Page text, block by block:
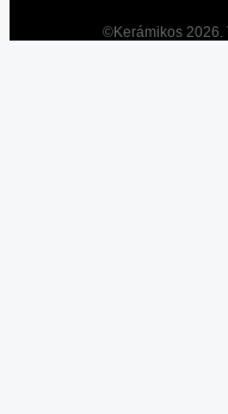
©Kerámikos 2026.